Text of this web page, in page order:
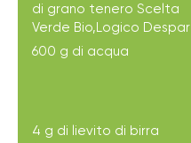
di grano tenero Scelta
Verde Bio,Logico Despar
600 g di acqua
4 g di lievito di birra